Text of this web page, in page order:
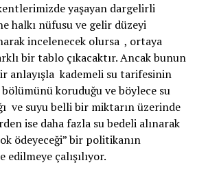
yaşayan dargelirli
halkı nüfusu ve gelir düzeyi
incelenecek olursa , ortaya
bir tablo çıkacaktır. Ancak bunun
anlayışla kademeli su tarifesinin
koruduğu ve böylece su
ve suyu belli bir miktarın üzerinde
ise daha fazla su bedeli alınarak
ödeyeceği” bir politikanın
çalışılıyor.